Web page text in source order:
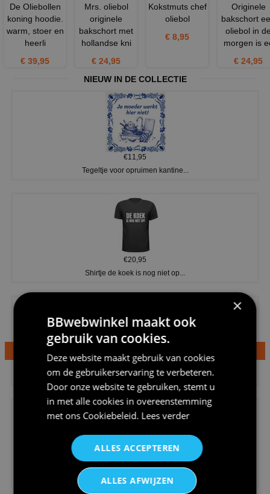
De Oliebollen
koning hoodie.
warm, stoer en
heerli
€ 39,95
Mrs. oliebol
originele
bakschort met
hollandse kni
€ 24,95
Kokstmuts chef
oliebol
€ 8,95
Originele
bakschort
oliebol in
morgen is
€ 24,95
NIEUW IN DE COLLECTIE
€11,95
Tegeltje voor opruimen kantine...
€20,95
Shirtje de koek is nog niet op...
€24,95
Dames v hals t-shirt prinses v...
Koningsdag shirt heren v-hals ...
×
BBwebwinkel maakt ook
gebruik van cookies.
Deze website maakt gebruik van cookies
om de gebruikerservaring te verbeteren.
Door onze website te gebruiken, stemt u
in met alle cookies in overeenstemming
met ons Cookiebeleid. Lees verder
ALLES ACCEPTEREN
ALLES AFWIJZEN